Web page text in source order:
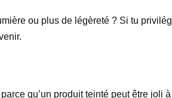
ou plus de légèreté ? Si tu
qu’un produit teinté peut être joli